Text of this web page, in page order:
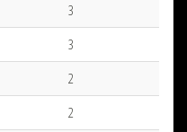
3
3
2
2